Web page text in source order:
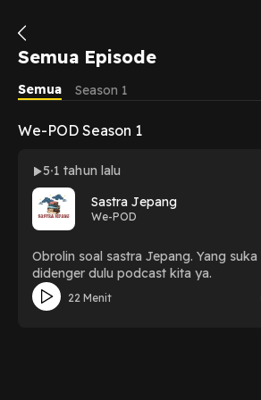
Semua Episode
Semua
Season 1
We-POD Season 1
5 1 tahun lalu
Sastra Jepang
We-POD
Obrolin soal sastra Jepang. Yang suka
didenger dulu podcast kita ya.
22 Menit